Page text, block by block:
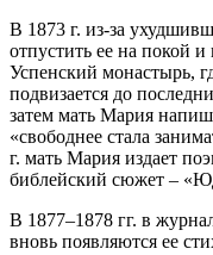
В 1873 г. из-за
отпустить ее на покой
Успенский монастырь,
подвизается до
затем мать Мария
«свободнее стала
г. мать Мария издает
библейский сюжет –
В 1877–1878 гг. в
вновь появляются ее